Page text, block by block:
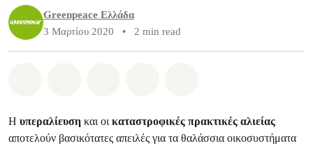
Greenpeace Ελλάδα
3 Μαρτίου 2020
• 2 min read
Η υπεραλίευση και οικαταστροφικές πρακτικές αλιείας
αποτελούν βασικότατες απειλές για τα θαλάσσια οικοσυστήματα